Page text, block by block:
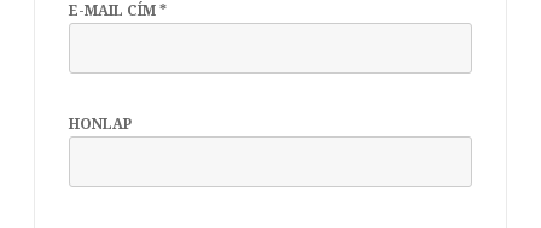
E-MAIL CÍM *
HONLAP